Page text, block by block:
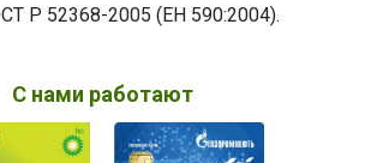
Р 52368-2005 (ЕН 590:2004).
С нами работают